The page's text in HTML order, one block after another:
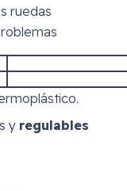
ruedas
y regulables